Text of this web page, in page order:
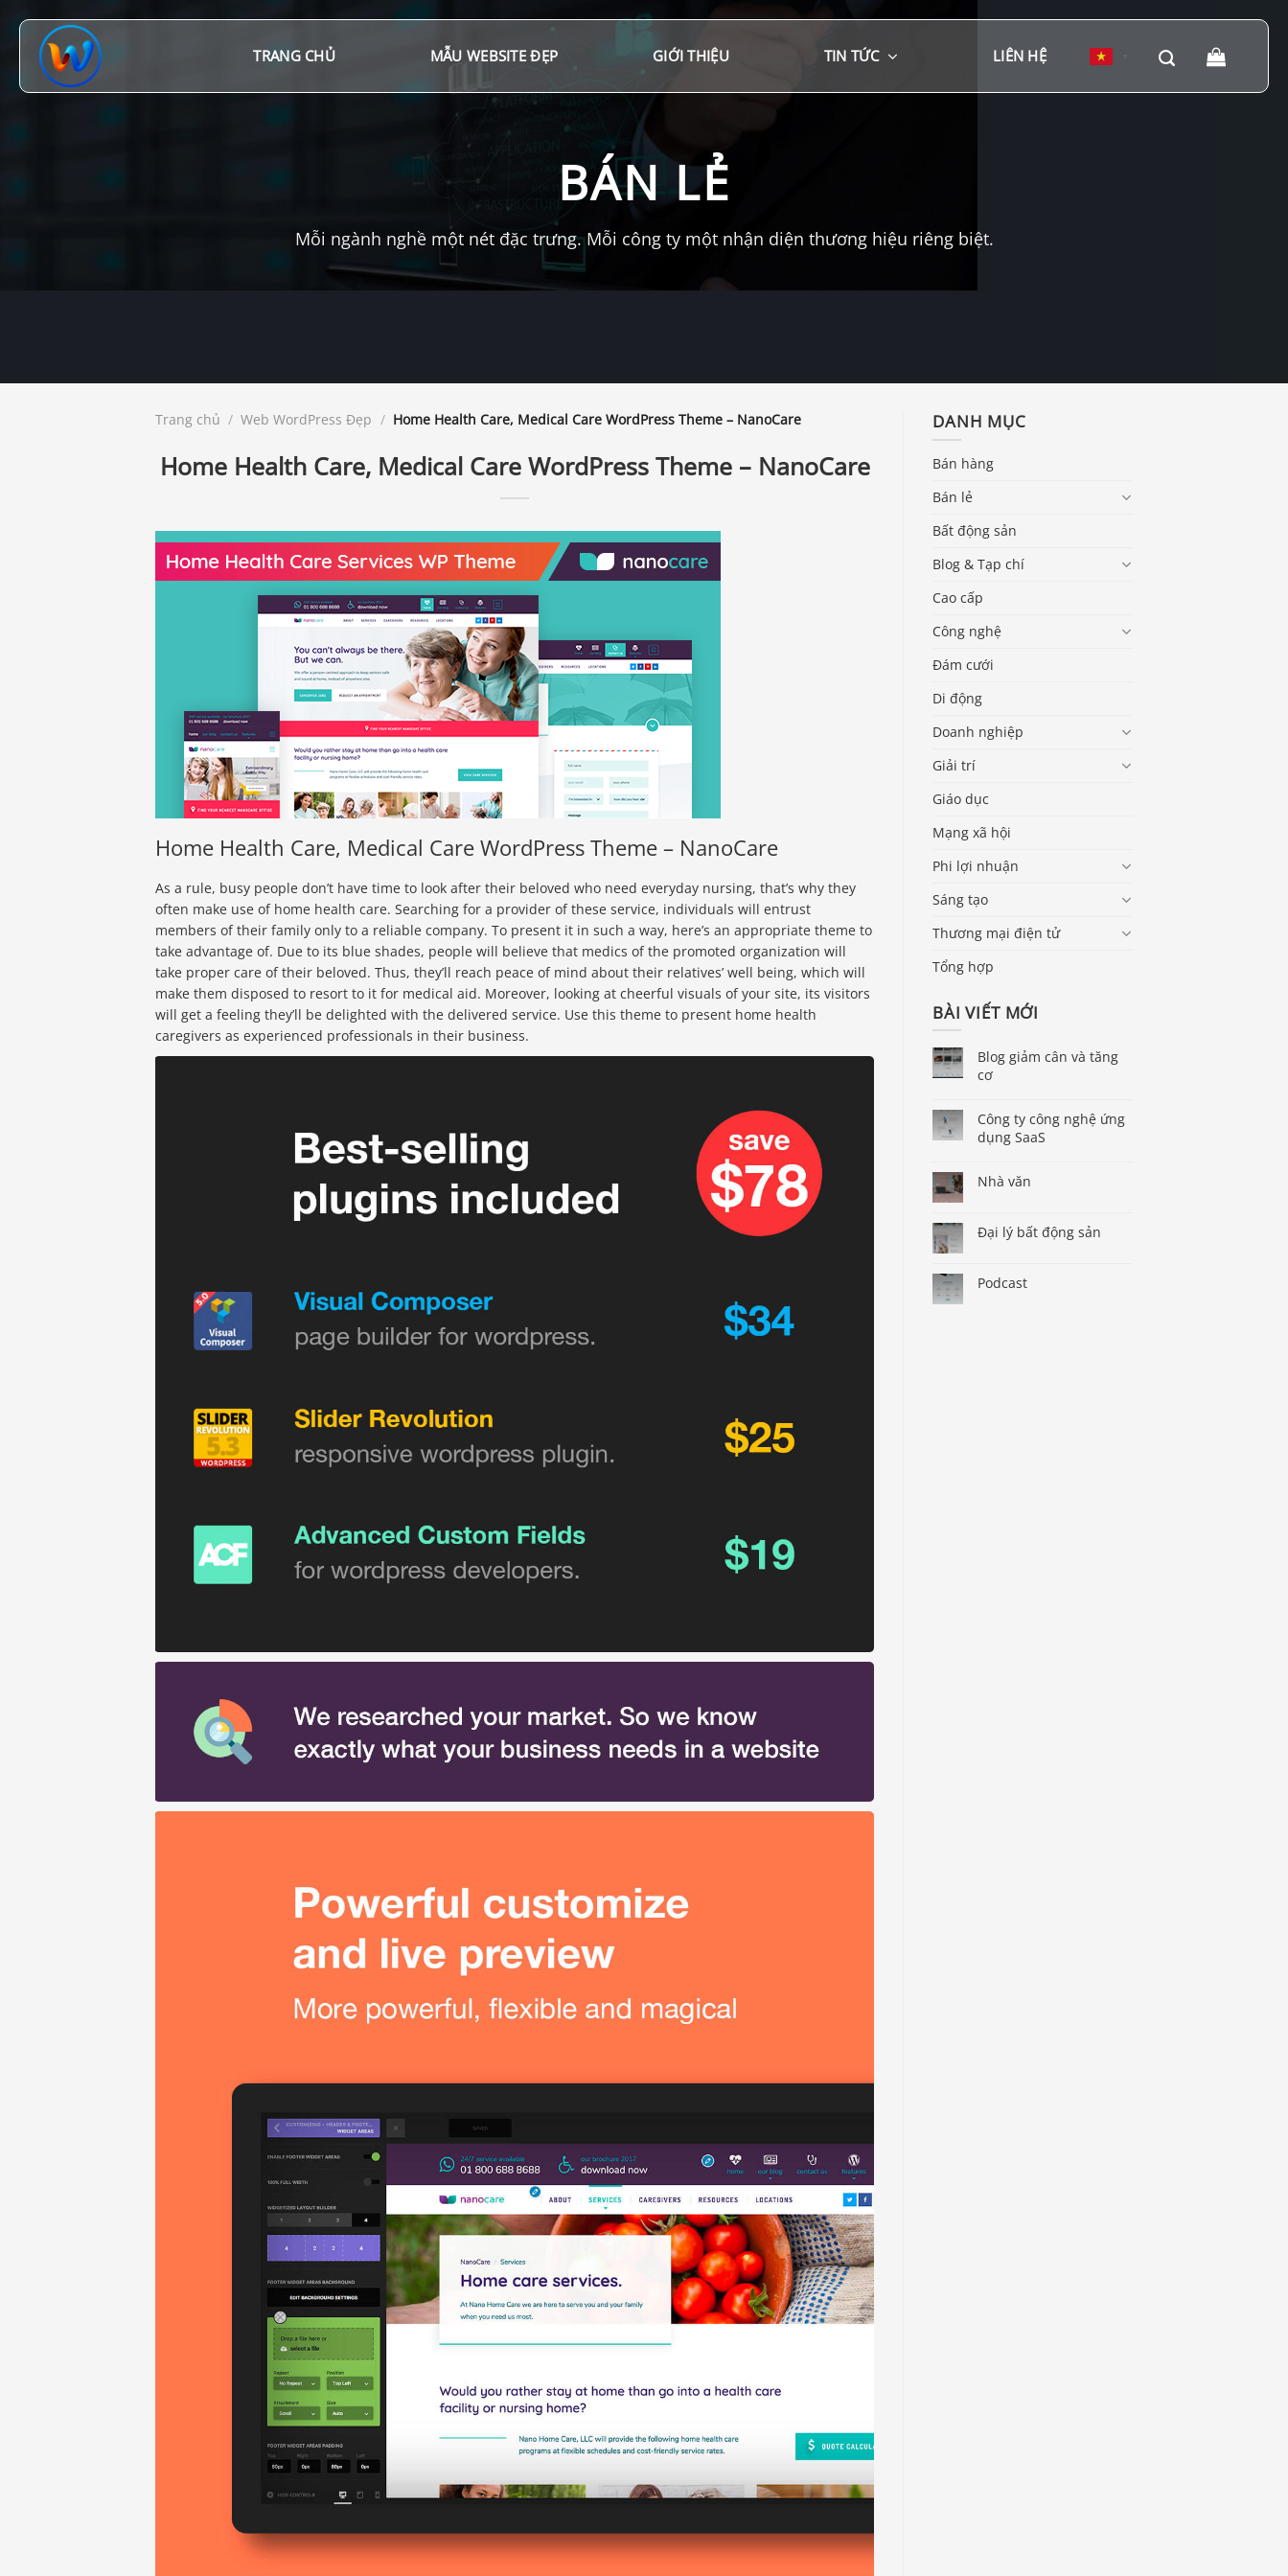
đến
TRANG CHỦ MẪU WEBSITE ĐẸP GIỚI THIỆU TIN TỨC LIÊN HỆ
BÁN LẺ
Mỗi ngành nghề một nét đặc trưng. Mỗi công ty một nhận diện thương hiệu riêng biệt.
Trang chủ / Web WordPress Đẹp / Home Health Care, Medical Care WordPress Theme – NanoCare
Home Health Care, Medical Care WordPress Theme – NanoCare
Home Health Care, Medical Care WordPress Theme – NanoCare
As a rule, busy people don’t have time to look after their beloved who need everyday nursing, that’s why they
often make use of home health care. Searching for a provider of these service, individuals will entrust
members of their family only to a reliable company. To present it in such a way, here’s an appropriate theme to
take advantage of. Due to its blue shades, people will believe that medics of the promoted organization will
take proper care of their beloved. Thus, they’ll reach peace of mind about their relatives’ well being, which will
make them disposed to resort to it for medical aid. Moreover, looking at cheerful visuals of your site, its visitors
will get a feeling they’ll be delighted with the delivered service. Use this theme to present home health
caregivers as experienced professionals in their business.
DANH MỤC
Bán hàng
Bán lẻ
Bất động sản
Blog & Tạp chí
Cao cấp
Công nghệ
Đám cưới
Di động
Doanh nghiệp
Giải trí
Giáo dục
Mạng xã hội
Phi lợi nhuận
Sáng tạo
Thương mại điện tử
Tổng hợp
BÀI VIẾT MỚI
Blog giảm cân và tăng
cơ
Công ty công nghệ ứng
dụng SaaS
Nhà văn
Đại lý bất động sản
Podcast